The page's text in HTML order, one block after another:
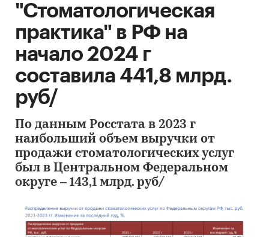
"Стоматологическая
практика" в РФ на
начало 2024 г
составила 441,8 млрд.
руб/
По данным Росстата в 2023 г
наибольший объем выручки от
продажи стоматологических услуг
был в Центральном Федеральном
округе – 143,1 млрд. руб/